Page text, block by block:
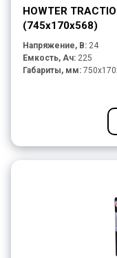
HOWTER
(745х170x568)
Напряжение, В: 24
Емкость, Ач: 225
Габариты, мм: